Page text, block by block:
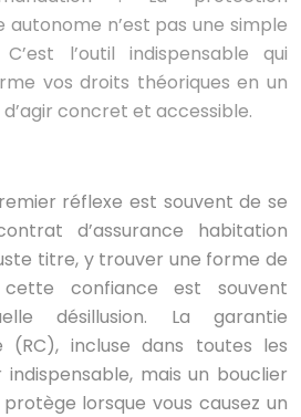
autonome n’est pas une simple
l’outil indispensable qui
vos droits théoriques en un
concret et accessible.
réflexe est souvent de se
d’assurance habitation
titre, y trouver une forme de
cette confiance est souvent
désillusion. La garantie
(RC), incluse dans toutes les
indispensable, mais un bouclier
lorsque vous causez un